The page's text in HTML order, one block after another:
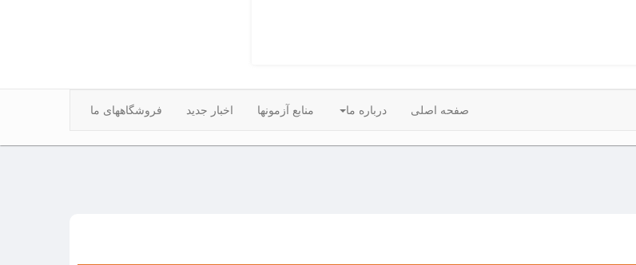
فروشگاههای ما اخبار جدید منابع آزمونها درباره ما صفحه اصلی